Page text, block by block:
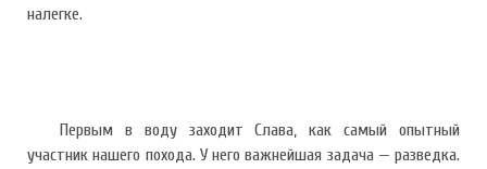
налегке.
Первым в воду заходит Слава, как самый опытный
участник нашего похода. У него важнейшая задача — разведка.